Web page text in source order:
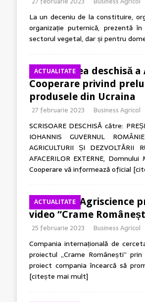
La un deceniu de la constituire,
organizație puternică, prezentă
sectorul vegetal, dar și pentru
ACTUALITATE
Scrisoarea deschisă
Cooperare privind
produsele din Ucraina
27 februarie 2023 Business Agricol
SCRISOARE DESCHISĂ către:
IOHANNIS GUVERNUL
AGRICULTURII ȘI
AFACERILOR EXTERNE,
Cooperare vă informează oficial
ACTUALITATE
Corteva Agriscience
video “Crame
25 februarie 2023 Business Agricol
Compania internațională de
proiectul „Crame Românești”
proiect compania încearcă să
[citește mai mult]